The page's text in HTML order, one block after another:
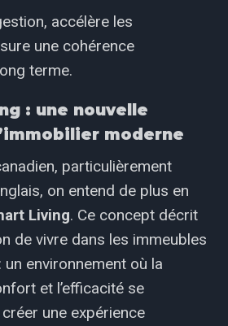
accélère les
une cohérence
terme.
: une nouvelle
moderne
particulièrement
on entend de plus en
Living. Ce concept décrit
de vivre dans les immeubles
environnement où la
et l’efficacité se
une expérience